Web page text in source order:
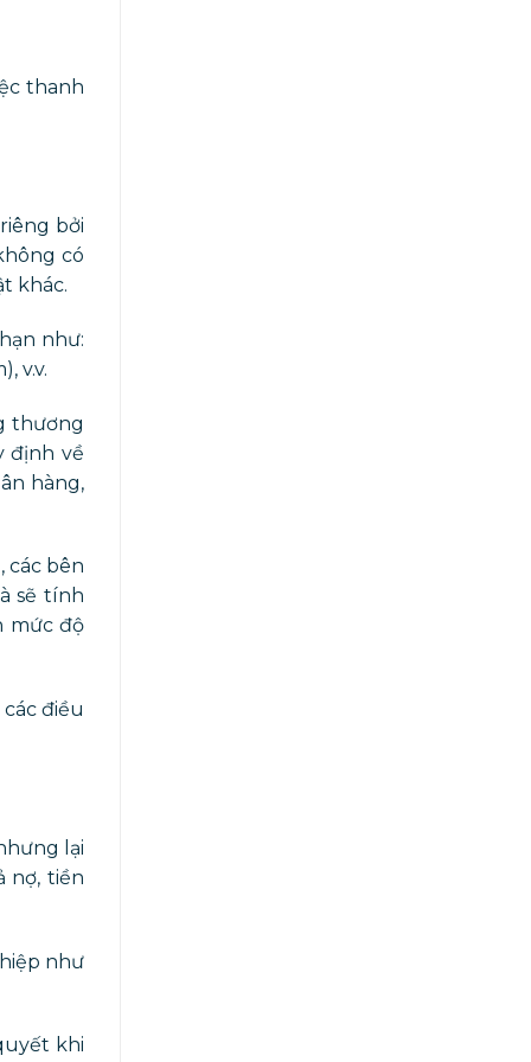
thanh
bởi
có
khác.
như:
v.v.
thương
định về
hàng,
các bên
sẽ tính
mức độ
điều
lại
nợ, tiền
như
khi